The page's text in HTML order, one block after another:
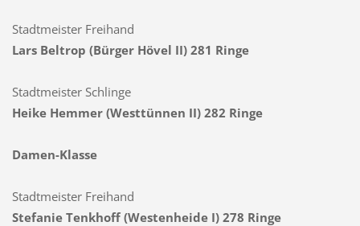
Stadtmeister Freihand
Lars Beltrop (Bürger Hövel II) 281 Ringe
Stadtmeister Schlinge
Heike Hemmer (Westtünnen II) 282 Ringe
Damen-Klasse
Stadtmeister Freihand
Stefanie Tenkhoff (Westenheide I) 278 Ringe